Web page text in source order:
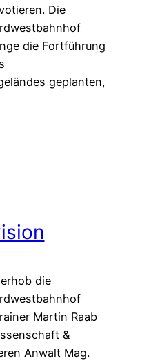
Die
die Fortführung
geplanten,
die
Martin Raab
&
Anwalt Mag.